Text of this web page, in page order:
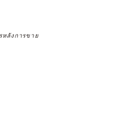
หลังการขาย